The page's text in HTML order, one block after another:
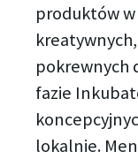
produktów
pokrewnych
fazie
lokalnie.